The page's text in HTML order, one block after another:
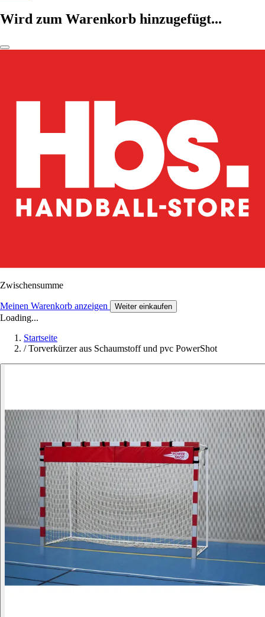
Wird zum Warenkorb hinzugefügt...
Zwischensumme
Meinen Warenkorb anzeigen Weiter einkaufen
Loading...
Startseite
/ Torverkürzer aus Schaumstoff und pvc PowerShot